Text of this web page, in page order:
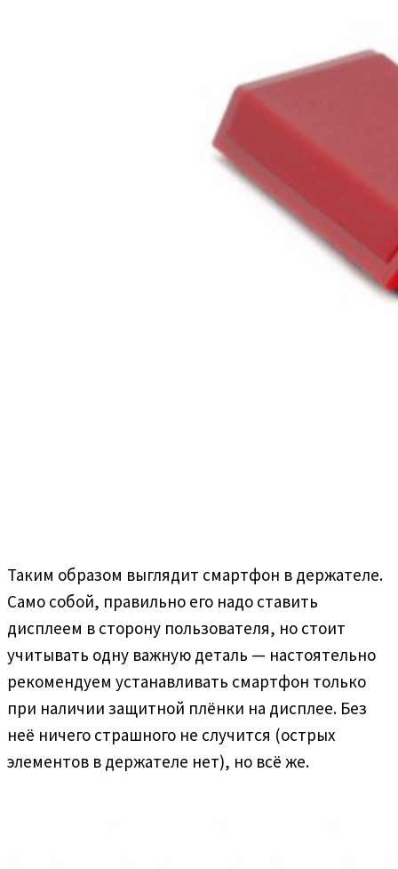
Таким образом выглядит смартфон в держателе.
Само собой, правильно его надо ставить
дисплеем в сторону пользователя, но стоит
учитывать одну важную деталь — настоятельно
рекомендуем устанавливать смартфон только
при наличии защитной плёнки на дисплее. Без
неё ничего страшного не случится (острых
элементов в держателе нет), но всё же.